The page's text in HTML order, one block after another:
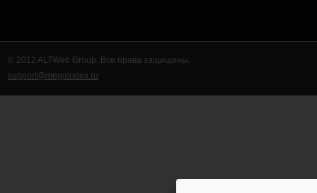
© 2012 ALTWeb Group. Все права защищены.
support@megaindex.ru